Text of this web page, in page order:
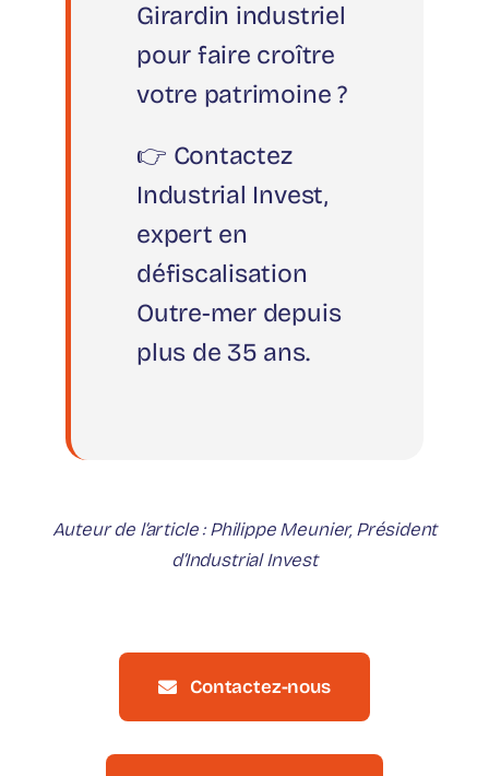
Girardin industriel
pour faire croître
votre patrimoine ?
👉 Contactez
Industrial Invest,
expert en
défiscalisation
Outre-mer depuis
plus de 35 ans.
Auteur de l’article : Philippe Meunier, Président
d’Industrial Invest
Contactez-nous